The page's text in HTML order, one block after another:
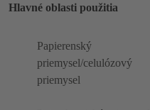
Hlavné oblasti použitia
Papierenský
priemysel/celulózový
priemysel